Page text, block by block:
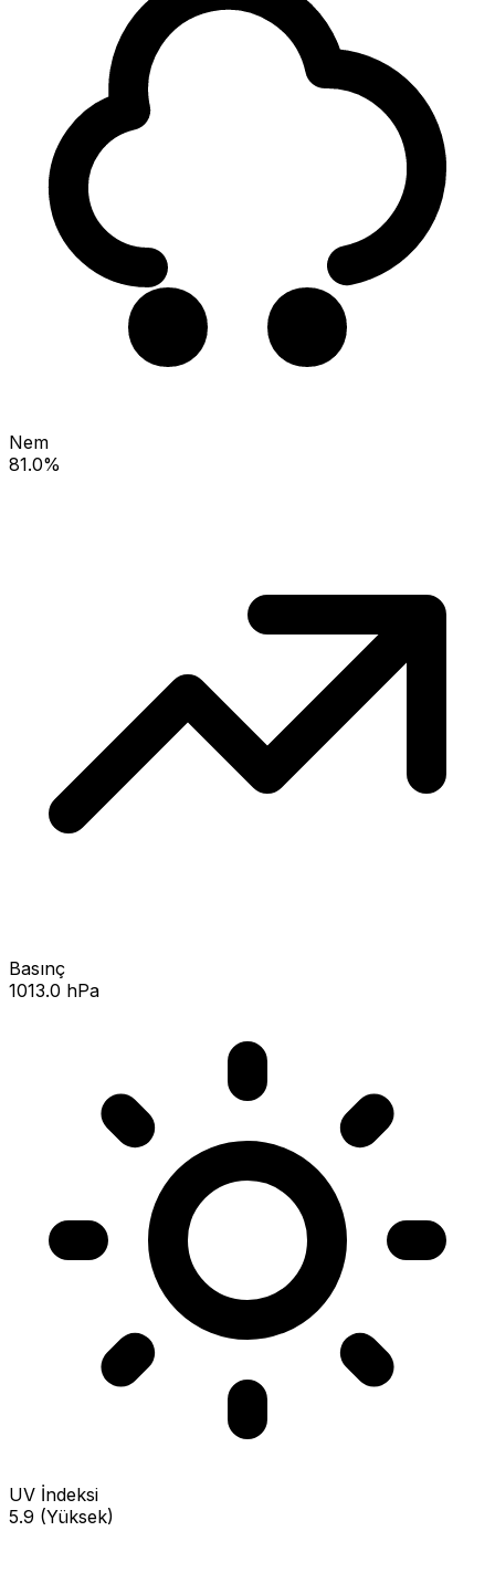
Nem
81.0%
Basınç
1013.0 hPa
UV İndeksi
5.9 (Yüksek)